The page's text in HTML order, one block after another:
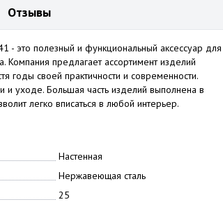
Отзывы
это полезный и функциональный аксессуар для
предлагает ассортимент изделий
годы своей практичности и современности.
и уходе. Большая часть изделий выполнена в
легко вписаться в любой интерьер.
Настенная
Нержавеющая сталь
25